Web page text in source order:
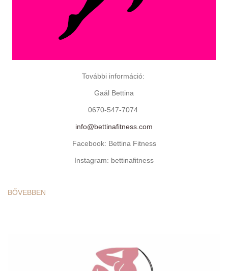
További információ:
Gaál Bettina
0670-547-7074
info@bettinafitness.com
Facebook: Bettina Fitness
Instagram: bettinafitness
BŐVEBBEN